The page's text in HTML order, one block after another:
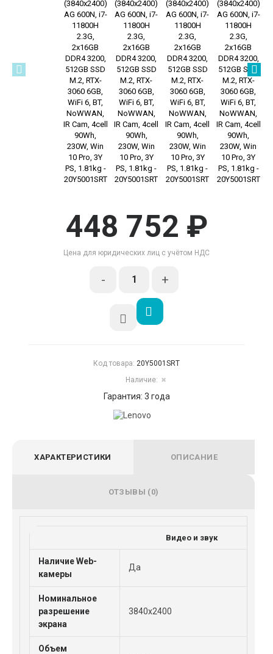
ХАРАКТЕРИСТИКИ ОПИСАНИЕ
ОТЗЫВЫ (0)
Видео и звук
Наличие Web-
камеры
Да
Номинальное
разрешение
экрана
3840x2400
Объем
448 752 ₽
Цена для юридических лиц с учётом НДС
- +
Код товара: 20Y5001SRT
Наличие: ✖
Гарантия: 3 года